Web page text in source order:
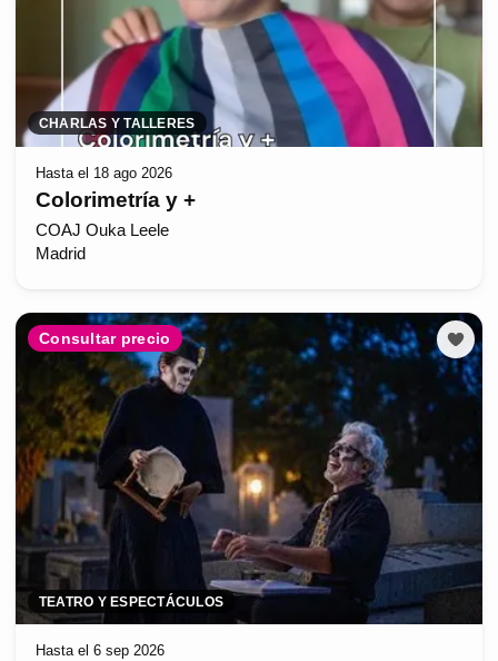
CHARLAS Y TALLERES
Hasta el 18 ago 2026
Colorimetría y +
COAJ Ouka Leele
Madrid
Consultar precio
TEATRO Y ESPECTÁCULOS
Hasta el 6 sep 2026